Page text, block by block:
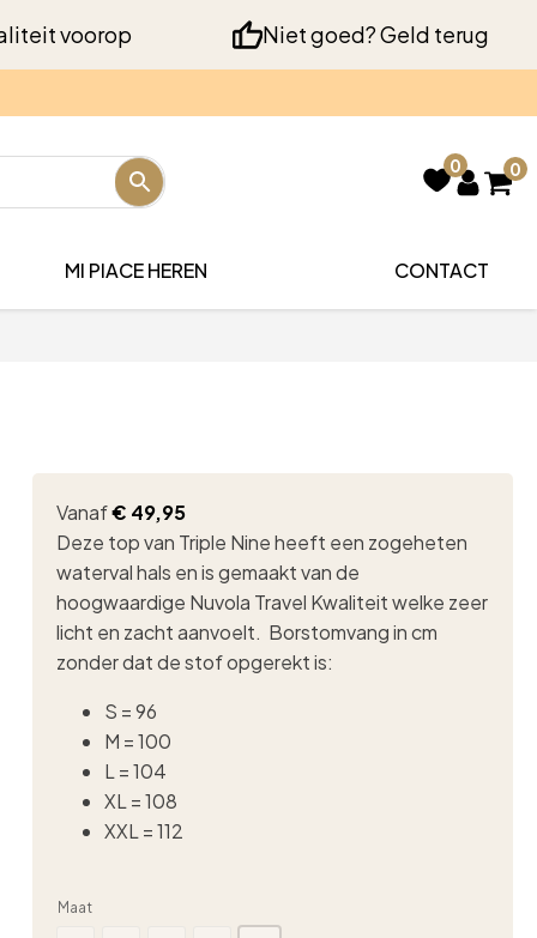
voorop Niet goed? Geld terug
0 0
MI PIACE HEREN CONTACT
Vanaf€ 49,95
Deze top van Triple Nine heeft een zogeheten
waterval hals en is gemaakt van de
hoogwaardige Nuvola Travel Kwaliteit welke zeer
licht en zacht aanvoelt. Borstomvang in cm
zonder dat de stof opgerekt is:
S = 96
M = 100
L = 104
XL = 108
XXL = 112
Maat